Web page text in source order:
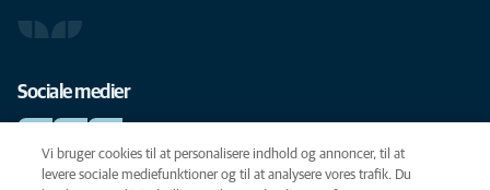
Sociale medier
Vi bruger cookies til at personalisere indhold og annoncer, til at
levere sociale mediefunktioner og til at analysere vores trafik. Du